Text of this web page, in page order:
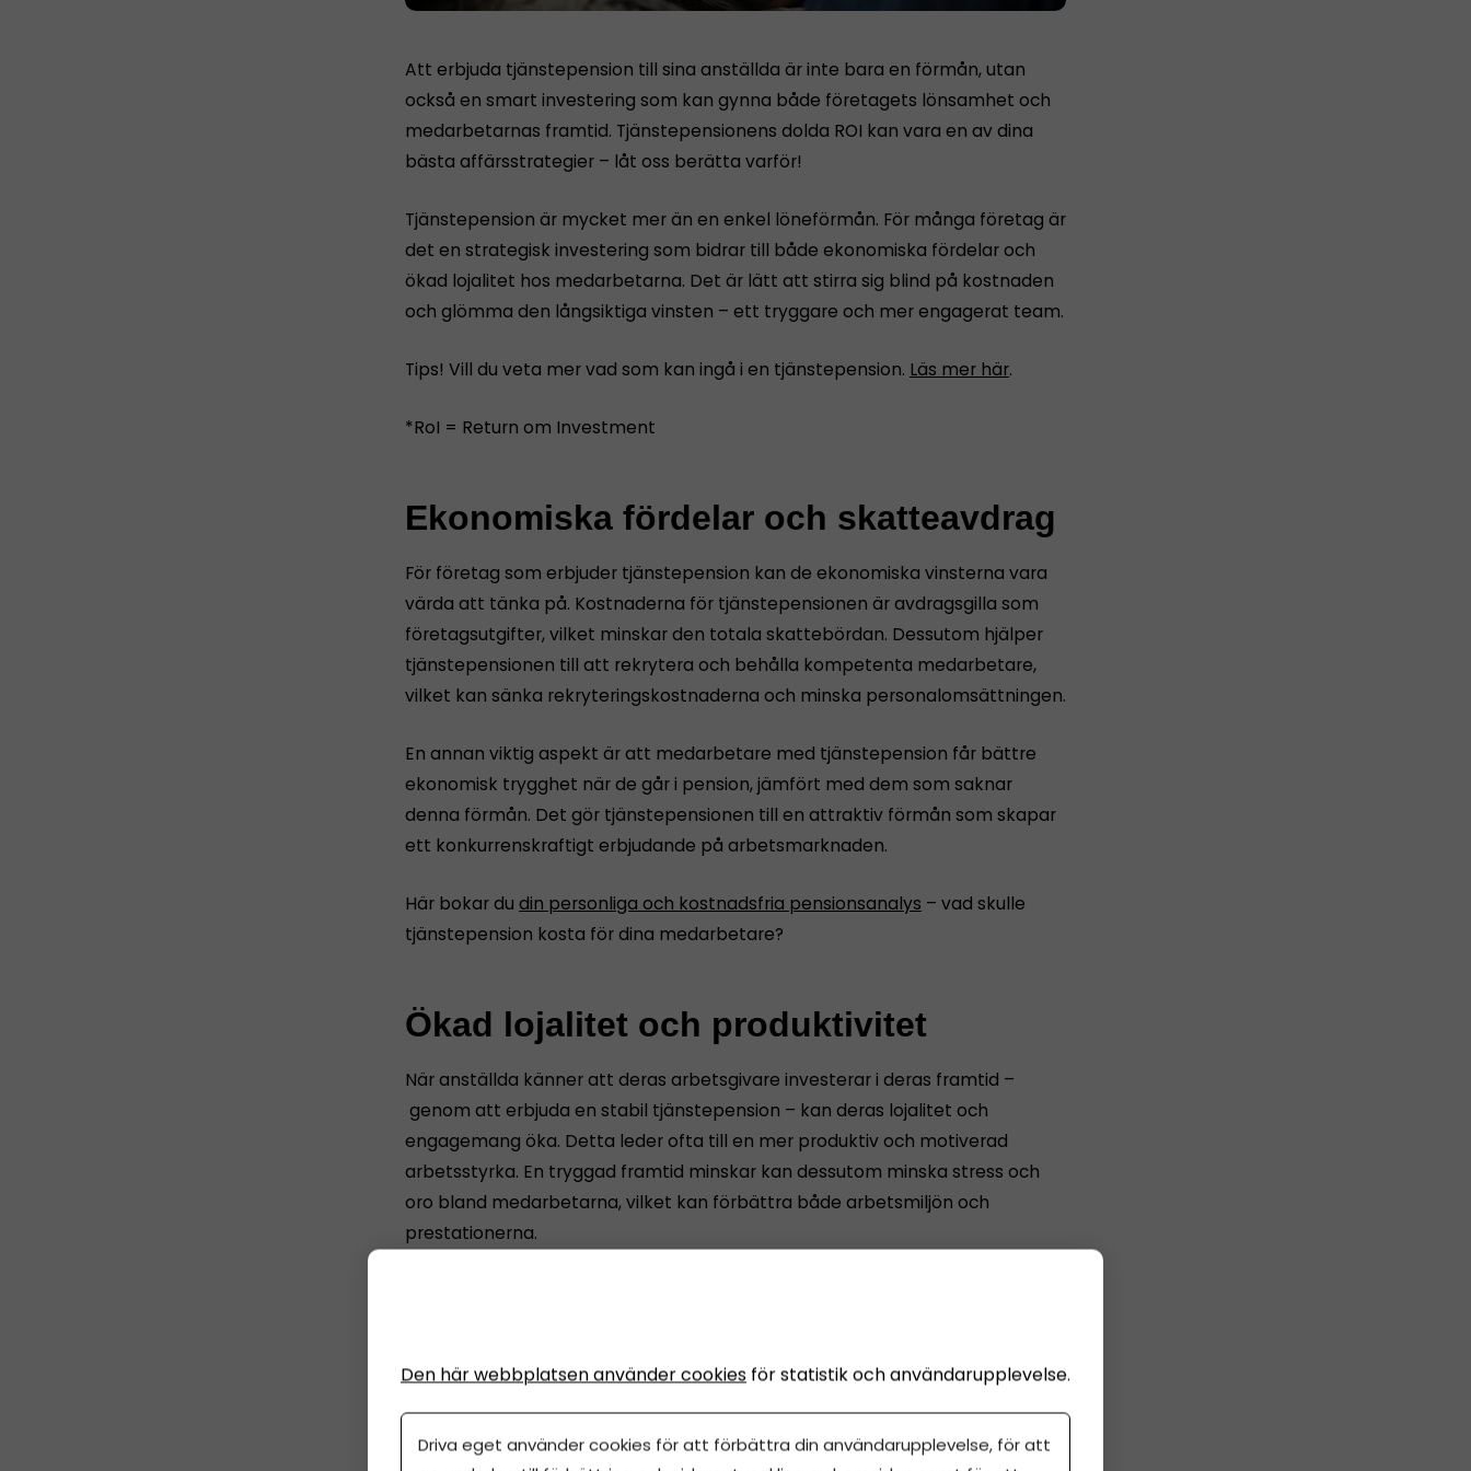
Att erbjuda tjänstepension till sina anställda är inte bara en förmån, utan
också en smart investering som kan gynna både företagets lönsamhet och
medarbetarnas framtid. Tjänstepensionens dolda ROI kan vara en av dina
bästa affärsstrategier – låt oss berätta varför!
Tjänstepension är mycket mer än en enkel löneförmån. För många företag är
det en strategisk investering som bidrar till både ekonomiska fördelar och
ökad lojalitet hos medarbetarna. Det är lätt att stirra sig blind på kostnaden
och glömma den långsiktiga vinsten – ett tryggare och mer engagerat team.
Tips! Vill du veta mer vad som kan ingå i en tjänstepension. Läs mer här.
*RoI = Return om Investment
Ekonomiska fördelar och skatteavdrag
För företag som erbjuder tjänstepension kan de ekonomiska vinsterna vara
värda att tänka på. Kostnaderna för tjänstepensionen är avdragsgilla som
företagsutgifter, vilket minskar den totala skattebördan. Dessutom hjälper
tjänstepensionen till att rekrytera och behålla kompetenta medarbetare,
vilket kan sänka rekryteringskostnaderna och minska personalomsättningen.
En annan viktig aspekt är att medarbetare med tjänstepension får bättre
ekonomisk trygghet när de går i pension, jämfört med dem som saknar
denna förmån. Det gör tjänstepensionen till en attraktiv förmån som skapar
ett konkurrenskraftigt erbjudande på arbetsmarknaden.
Här bokar du din personliga och kostnadsfria pensionsanalys – vad skulle
tjänstepension kosta för dina medarbetare?
Ökad lojalitet och produktivitet
När anställda känner att deras arbetsgivare investerar i deras framtid –
genom att erbjuda en stabil tjänstepension – kan deras lojalitet och
engagemang öka. Detta leder ofta till en mer produktiv och motiverad
arbetsstyrka. En tryggad framtid minskar kan dessutom minska stress och
oro bland medarbetarna, vilket kan förbättra både arbetsmiljön och
prestationerna.
Sjukförsäkring och trygghet för
anställda och arbetsgivare
Den här webbplatsen använder cookies för statistik och användarupplevelse.
Driva eget använder cookies för att förbättra din användarupplevelse, för att